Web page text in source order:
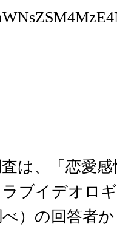
は、「恋愛
ブイデオロ
べ）の回答者